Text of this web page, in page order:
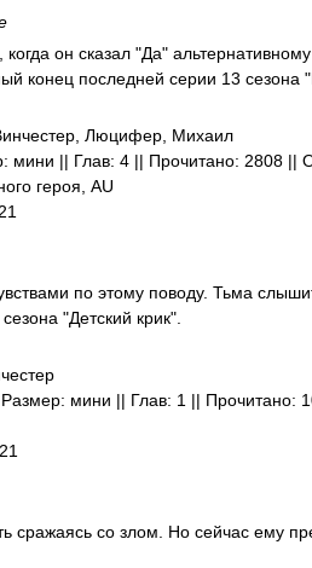
он сказал "Да"
конец последней серии 13
Люцифер, Михаил
|| Глав: 4 || Прочитано: 2808 ||
героя, AU
по этому поводу. Тьма
"Детский крик".
мини || Глав: 1 || Прочитано:
сражаясь со злом. Но сейчас ему